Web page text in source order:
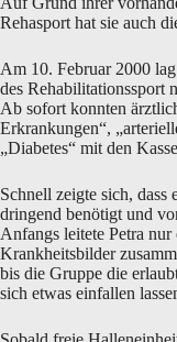
Rehasport hat sie auch
Am 10. Februar 2000
des Rehabilitationssport
Ab sofort konnten
Erkrankungen“,
„Diabetes“ mit den
Schnell zeigte sich, dass
dringend benötigt und
Anfangs leitete Petra
Krankheitsbilder
bis die Gruppe die
sich etwas einfallen